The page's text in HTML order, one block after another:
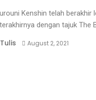
Kenshin telah berakhir
dengan tajuk The
August 2, 2021